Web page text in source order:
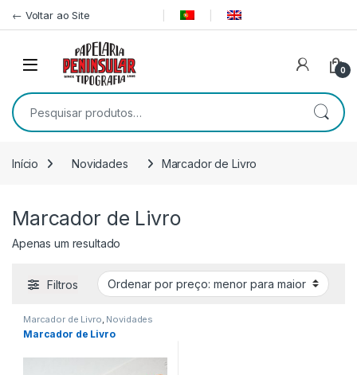
← Voltar ao Site
0
Pesquisar por:
Início Novidades Marcador de Livro
Marcador de Livro
Apenas um resultado
Filtros
Marcador de Livro, Novidades
Marcador de Livro